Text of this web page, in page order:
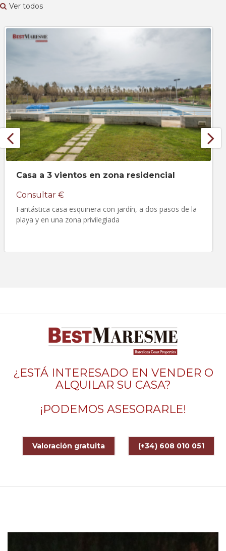
Ver todos
Casa a 3 vientos en zona residencial
Consultar €
Fantástica casa esquinera con jardín, a dos pasos de la
playa y en una zona privilegiada
¿ESTÁ INTERESADO EN VENDER O
ALQUILAR SU CASA?
¡PODEMOS ASESORARLE!
Valoración gratuita (+34) 608 010 051